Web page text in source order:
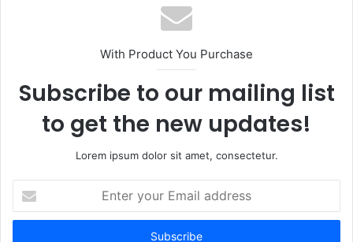
With Product You Purchase
Subscribe to our mailing list
to get the new updates!
Lorem ipsum dolor sit amet, consectetur.
your
Email